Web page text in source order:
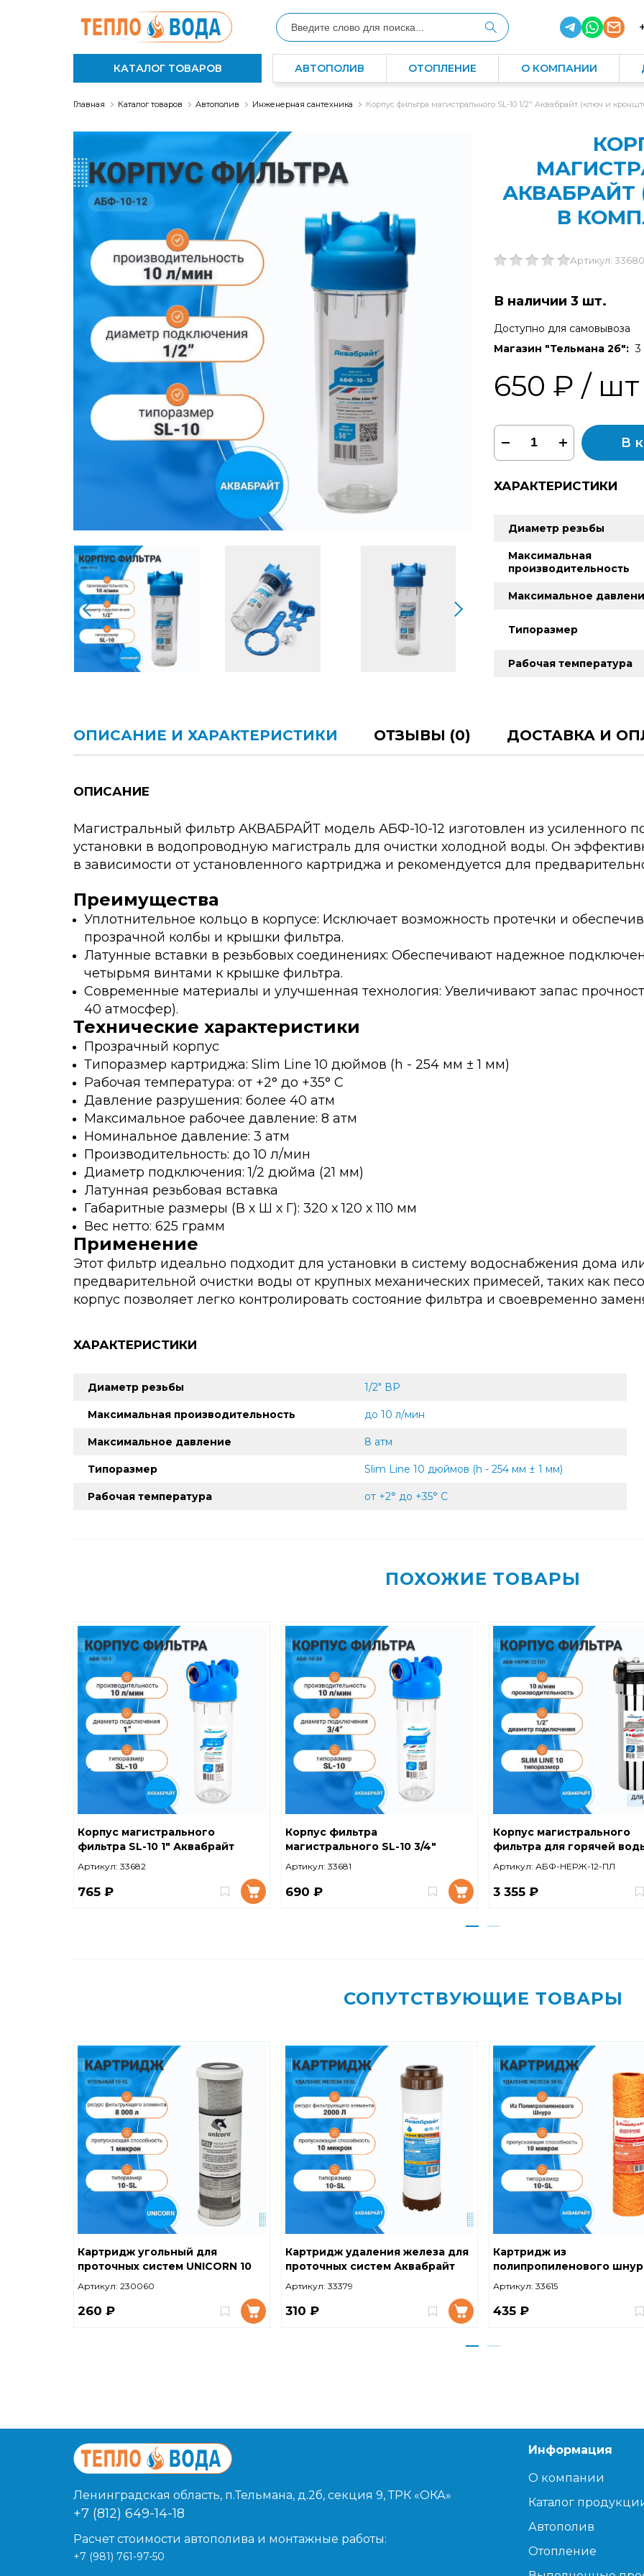
КАТАЛОГ ТОВАРОВ АВТОПОЛИВ ОТОПЛЕНИЕ О КОМПАНИИ
Главная Каталог товаров Автополив Инженерная сантехника Корпус фильтра магистрального SL-10 1/2" Аквабрайт (ключ и
В
Артикул: 33680
В наличии 3 шт.
Доступно для самовывоза
Магазин "Тельмана 2б": 3
650 ₽ / шт
В
ХАРАКТЕРИСТИКИ
Диаметр резьбы
Максимальная
производительность
Максимальное
Типоразмер
Рабочая температура
ОПИСАНИЕ И ХАРАКТЕРИСТИКИ ОТЗЫВЫ (0) ДОСТАВКА И
ОПИСАНИЕ
Магистральный фильтр АКВАБРАЙТ модель АБФ-10-12 изготовлен из усиленного
установки в водопроводную магистраль для очистки холодной воды. Он
в зависимости от установленного картриджа и рекомендуется для
Преимущества
Уплотнительное кольцо в корпусе: Исключает возможность протечки и
прозрачной колбы и крышки фильтра.
Латунные вставки в резьбовых соединениях: Обеспечивают надежное
четырьмя винтами к крышке фильтра.
Современные материалы и улучшенная технология: Увеличивают запас
40 атмосфер).
Технические характеристики
Прозрачный корпус
Типоразмер картриджа: Slim Line 10 дюймов (h - 254 мм ± 1 мм)
Рабочая температура: от +2° до +35° С
Давление разрушения: более 40 атм
Максимальное рабочее давление: 8 атм
Номинальное давление: 3 атм
Производительность: до 10 л/мин
Диаметр подключения: 1/2 дюйма (21 мм)
Латунная резьбовая вставка
Габаритные размеры (В х Ш х Г): 320 х 120 х 110 мм
Вес нетто: 625 грамм
Применение
Этот фильтр идеально подходит для установки в систему водоснабжения дома
предварительной очистки воды от крупных механических примесей, таких как
корпус позволяет легко контролировать состояние фильтра и своевременно
ХАРАКТЕРИСТИКИ
Диаметр резьбы 1/2" ВР
Максимальная производительность до 10 л/мин
Максимальное давление 8 атм
Типоразмер Slim Line 10 дюймов (h - 254 мм ± 1 мм)
Рабочая температура от +2° до +35° С
ПОХОЖИЕ ТОВАРЫ
Корпус магистрального
фильтра SL-10 1" Аквабрайт
(ключ и кронштейн в комплекте)
АБФ-10-1
Артикул: 33682
765 ₽
Корпус фильтра
магистрального SL-10 3/4"
Аквабрайт (ключ и кронштейн в
комплекте) АБФ-10-34
Артикул: 33681
690 ₽
Корпус магистрального
фильтра для горячей
нержавеющая сталь,SL-10
Аквабрайт (ключ и
комплекте) АБФ-НЕРЖ-
Артикул: АБФ-НЕРЖ-12-ПЛ
3 355 ₽
СОПУТСТВУЮЩИЕ ТОВАРЫ
Картридж угольный для
проточных систем UNICORN 10
SL
Артикул: 230060
260 ₽
Картридж удаления железа для
проточных систем Аквабрайт
ФЕРРУМ ПЛЮС ФП-10 SL
Артикул: 33379
310 ₽
Картридж из
полипропиленового
проточных систем
Феррум для удаления
SL
Артикул: 33615
435 ₽
Ленинградская область, п.Тельмана, д.2б, секция 9, ТРК «ОКА»
+7 (812) 649-14-18
Расчет стоимости автополива и монтажные работы:
+7 (981) 761-97-50
Информация
О компании
Каталог
Автополив
Отопление